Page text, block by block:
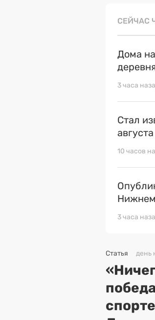
СЕЙЧАС
Дома
3 часа
Стал
10 часов
3 часа
Статья день